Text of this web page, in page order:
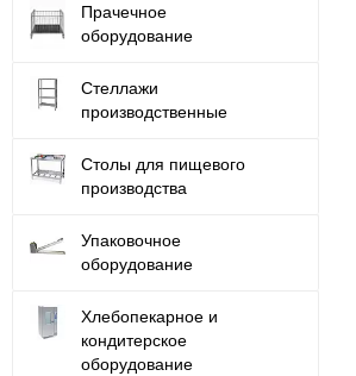
Прачечное
оборудование
Стеллажи
производственные
Столы для пищевого
производства
Упаковочное
оборудование
Хлебопекарное и
кондитерское
оборудование